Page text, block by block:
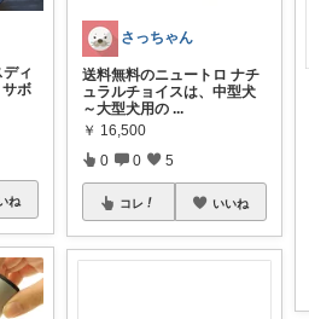
ィ
ボ
ね
さっちゃん
送料無料のニュートロ ナチ
ュラルチョイスは、中型犬
～大型犬用の ...
￥ 16,500
0 0 5
コレ いいね